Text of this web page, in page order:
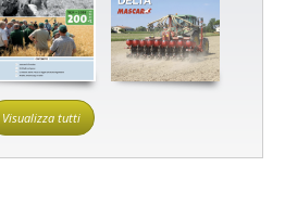
Visualizza tutti